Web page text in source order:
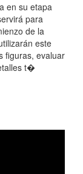
en su etapa
para
de la
este
figuras, evaluar
t�